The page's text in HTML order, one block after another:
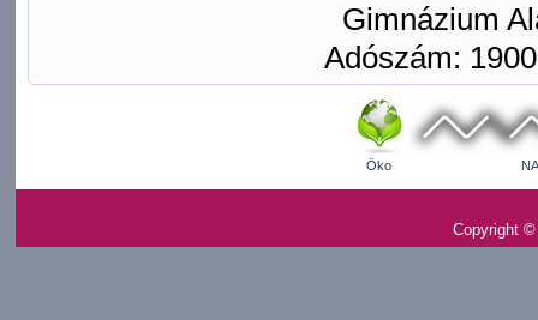
Gimnázium
Adószám:
Öko
Copyright